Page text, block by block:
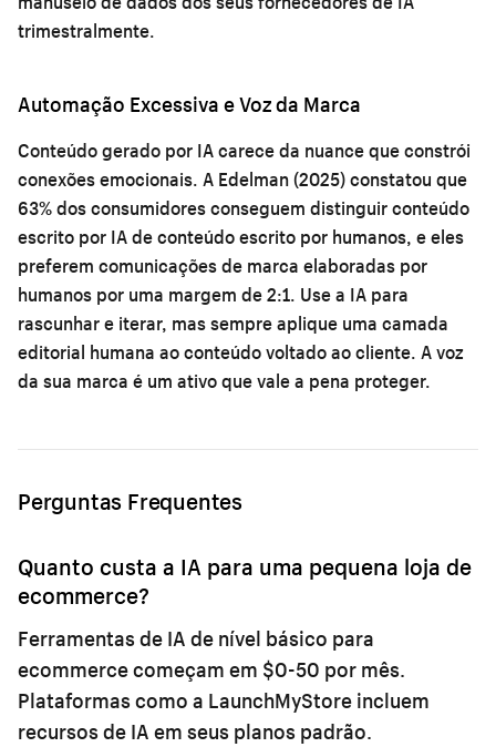
trimestralmente.
Automação Excessiva e Voz da Marca
Conteúdo gerado por IA carece da nuance que constrói
conexões emocionais. A Edelman (2025) constatou que
63% dos consumidores conseguem distinguir conteúdo
escrito por IA de conteúdo escrito por humanos, e eles
preferem comunicações de marca elaboradas por
humanos por uma margem de 2:1. Use a IA para
rascunhar e iterar, mas sempre aplique uma camada
editorial humana ao conteúdo voltado ao cliente. A voz
da sua marca é um ativo que vale a pena proteger.
Perguntas Frequentes
Quanto custa a IA para uma pequena loja de
ecommerce?
Ferramentas de IA de nível básico para
ecommerce começam em $0-50 por mês.
Plataformas como a LaunchMyStore incluem
recursos de IA em seus planos padrão.